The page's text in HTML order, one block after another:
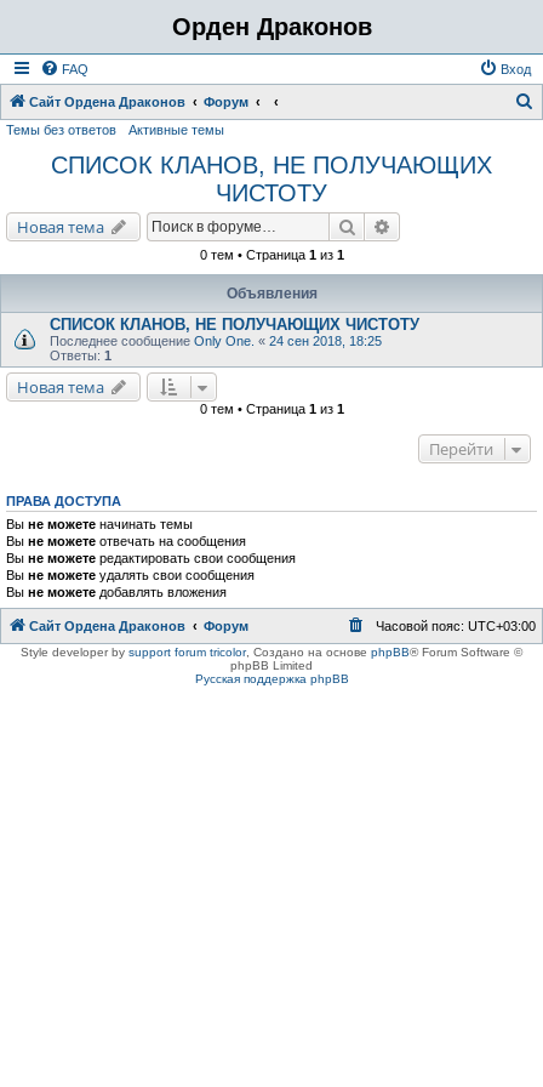
Орден Драконов
FAQ Вход
Сайт Ордена Драконов Форум
Темы без ответов Активные темы
СПИСОК КЛАНОВ, НЕ ПОЛУЧАЮЩИХ
ЧИСТОТУ
Новая тема Поиск
0 тем • Страница 1из 1
Объявления
СПИСОК КЛАНОВ, НЕ ПОЛУЧАЮЩИХ ЧИСТОТУ
Последнее сообщение Only One. « 24 сен 2018, 18:25
Ответы: 1
Новая тема
0 тем • Страница 1из 1
Перейти
ПРАВА ДОСТУПА
Вы не можете начинать темы
Вы не можете отвечать на сообщения
Вы не можете редактировать свои сообщения
Вы не можете удалять свои сообщения
Вы не можете добавлять вложения
Сайт Ордена Драконов Форум Часовой пояс: UTC+03:00
Style developer by support forum tricolor, Создано на основе phpBB® Forum Software ©
phpBB Limited
Русская поддержка phpBB